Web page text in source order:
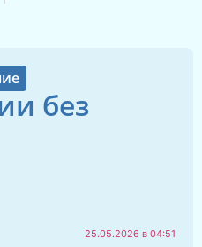
без
25.05.2026 в 04:51